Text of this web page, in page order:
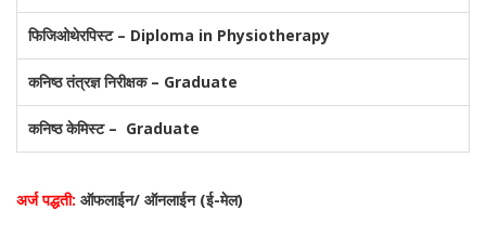
फिजिओथेरपिस्ट – Diploma in Physiotherapy
कनिष्ठ तंत्रज्ञ निरीक्षक – Graduate
कनिष्ठ केमिस्ट – Graduate
अर्ज पद्धती: ऑफलाईन/ ऑनलाईन (ई-मेल)